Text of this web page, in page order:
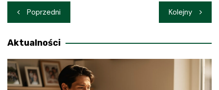
Nawigacja
wpisu
Poprzedni Kolejny
Aktualności